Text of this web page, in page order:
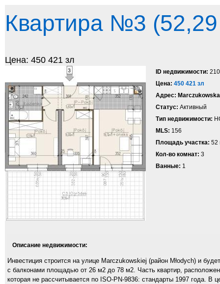
Квартира №3
Цена: 450 421 зл
ID недвижимости:
Цена: 450 421 зл
Адрес:
Статус: Активный
Тип недвижимости:
MLS: 156
Площадь участка: 52
Кол-во комнат: 3
Ванные: 1
Описание недвижимости:
Инвестиция строится на улице Marczukowskiej (район Młodych) и
с балконами площадью от 26 м2 до 78 м2. Часть квартир,
которая не рассчитывается по ISO-PN-9836: стандарты 1997 года. В